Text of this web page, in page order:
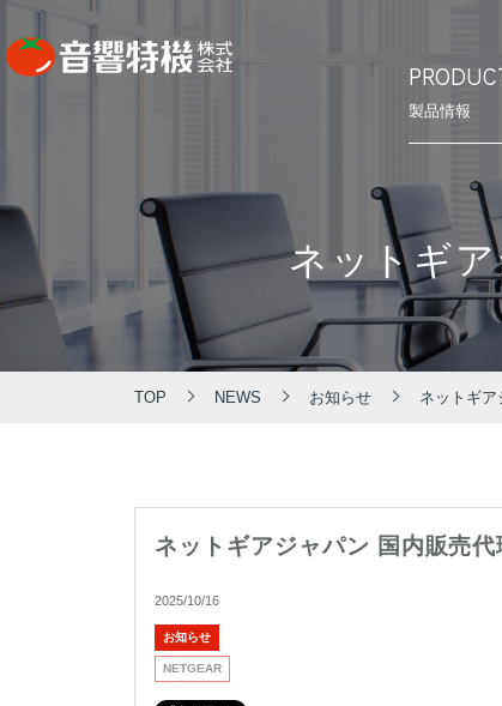
製品情報
PRODUCTS
製品情報
CONCEPT
⾳響特機の特長
⾳響特
COMPANY
企業情報
会社概要
ネットギ
TOP NEWS お知らせ ネットギ
ネットギアジャパン 国内販売
2025/10/16
お知らせ
NETGEAR